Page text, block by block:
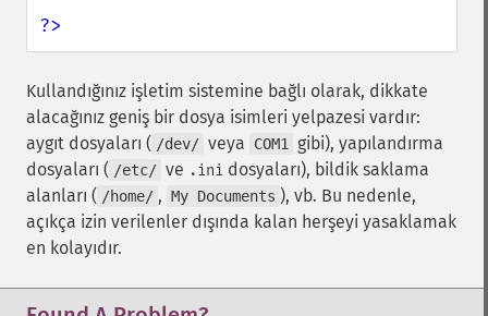
?>
Kullandığınız işletim sistemine bağlı olarak, dikkate
alacağınız geniş bir dosya isimleri yelpazesi vardır:
aygıt dosyaları ( /dev/ veya COM1
gibi), yapılandırma
dosyaları ( /etc/ ve .ini dosyaları), bildik saklama
alanları ( /home/ , My Documents ), vb. Bu nedenle,
açıkça izin verilenler dışında kalan herşeyi yasaklamak
en kolayıdır.